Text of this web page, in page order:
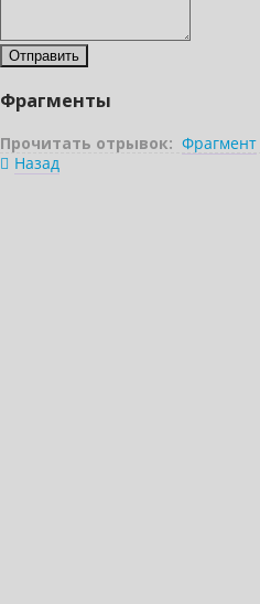
Фрагменты
Прочитать отрывок: Фрагмент
Назад